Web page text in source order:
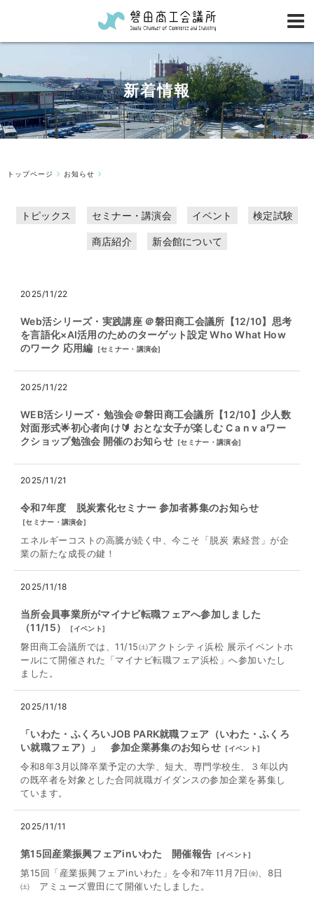
新着情報
トップページ お知らせ
トピックス セミナー・講演会 イベント 検定試験
商店紹介 新会館について
2025/11/22
Web活シリーズ・実践講座 ＠磐田商工会議所【12/10】思考
を言語化×AI活用のためのターゲット設定 Who What How
のワーク 応用編
[セミナー・講演会]
2025/11/22
WEB活シリーズ・勉強会＠磐田商工会議所【12/10】少人数
対面形式🌟初心者向け🔰 おとな女子が楽しむ C a n v aワー
クショップ勉強会 開催のお知らせ [セミナー・講演会]
2025/11/21
令和7年度 脱炭素化セミナー 参加者募集のお知らせ
[セミナー・講演会]
エネルギーコストの高騰が続く中、今こそ「脱炭 素経営」が企
業の新たな成長の鍵！
2025/11/18
当所会員事業所がマイナビ転職フェアへ参加しました
（11/15）
[イベント]
磐田商工会議所では、11/15㈯アクトシティ浜松 展示イベントホ
ールにて開催された「マイナビ転職フェア浜松」へ参加いたし
ました。
2025/11/18
「いわた・ふくろいJOB PARK就職フェア（いわた・ふくろ
い就職フェア）」 参加企業募集のお知らせ [イベント]
令和8年3月以降卒業予定の大学、短大、専門学校生、３年以内
の既卒者を対象とした合同就職ガイダンスの参加企業を募集し
ています。
2025/11/11
第15回産業振興フェアinいわた 開催報告 [イベント]
第15回「産業振興フェアinいわた」を令和7年11月7日㈮、8日
㈯ アミューズ豊田にて開催いたしました。